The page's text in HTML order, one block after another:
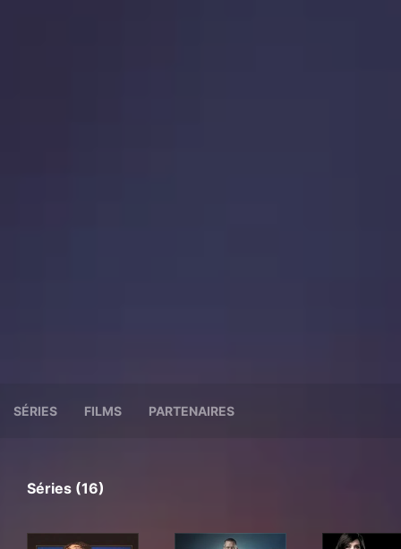
SÉRIES FILMS PARTENAIRES
Séries (16)